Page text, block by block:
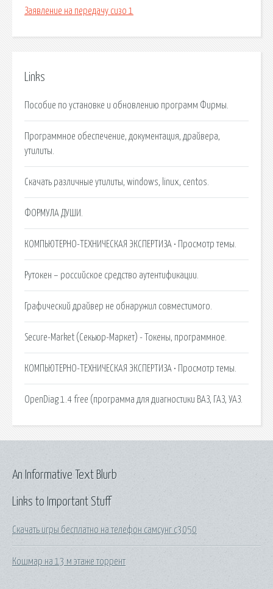
Заявление на передачу сизо 1
Links
Пособие по установке и обновлению программ Фирмы.
Программное обеспечение, документация, драйвера,
утилиты.
Скачать различные утилиты, windows, linux, centos.
ФОРМУЛА ДУШИ.
КОМПЬЮТЕРНО-ТЕХНИЧЕСКАЯ ЭКСПЕРТИЗА • Просмотр темы.
Рутокен – российское средство аутентификации.
Графический драйвер не обнаружил совместимого.
Secure-Market (Секьюр-Маркет) - Токены, программное.
КОМПЬЮТЕРНО-ТЕХНИЧЕСКАЯ ЭКСПЕРТИЗА • Просмотр темы.
OpenDiag 1.4 free (программа для диагностики ВАЗ, ГАЗ, УАЗ.
Links to Important Stuff
Скачать игры бесплатно на телефон самсунг с3050
Кошмар на 13 м этаже торрент
An Informative Text Blurb